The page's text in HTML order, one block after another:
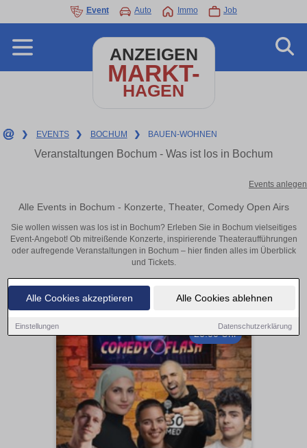
Alle Cookies akzeptieren Alle Cookies ablehnen
Einstellungen Datenschutzerklärung
Event Auto Immo Job
ANZEIGEN
MARKT-
HAGEN
❯ EVENTS ❯ BOCHUM ❯ BAUEN-WOHNEN
Veranstaltungen Bochum - Was ist los in Bochum
Events anlegen
Alle Events in Bochum - Konzerte, Theater, Comedy Open Airs
Sie wollen wissen was los ist in Bochum? Erleben Sie in Bochum vielseitiges
Event-Angebot! Ob mitreißende Konzerte, inspirierende Theateraufführungen
oder aufregende Veranstaltungen in Bochum – hier finden alles im Überblick
und Tickets.
20:00 Uhr